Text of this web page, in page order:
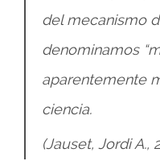
del mecanismo
denominamos
aparentemente
ciencia.
(Jauset, Jordi A.,